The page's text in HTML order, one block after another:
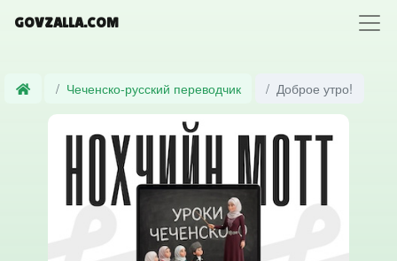
GOVZALLA.COM
Чеченско-русский переводчик Доброе утро!